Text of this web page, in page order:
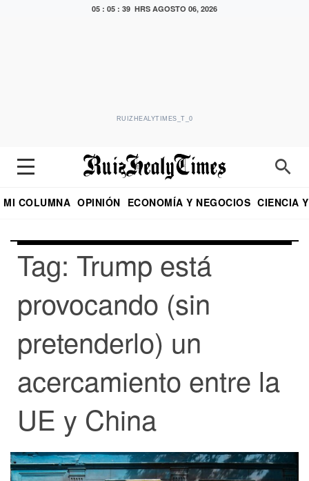
05 : 05 : 39 HRS AGOSTO 06, 2026
RUIZHEALYTIMES_T_0
MI COLUMNA OPINIÓN ECONOMÍA Y NEGOCIOS CIENCIA
Tag: Trump está
provocando (sin
pretenderlo) un
acercamiento entre la
UE y China